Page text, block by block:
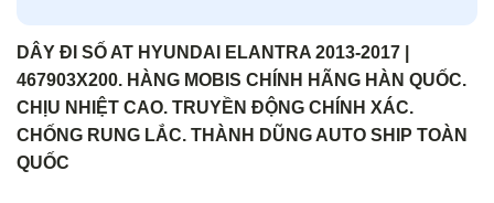
DÂY ĐI SỐ AT HYUNDAI ELANTRA 2013-2017 |
467903X200. HÀNG MOBIS CHÍNH HÃNG HÀN QUỐC.
CHỊU NHIỆT CAO. TRUYỀN ĐỘNG CHÍNH XÁC.
CHỐNG RUNG LẮC. THÀNH DŨNG AUTO SHIP TOÀN
QUỐC